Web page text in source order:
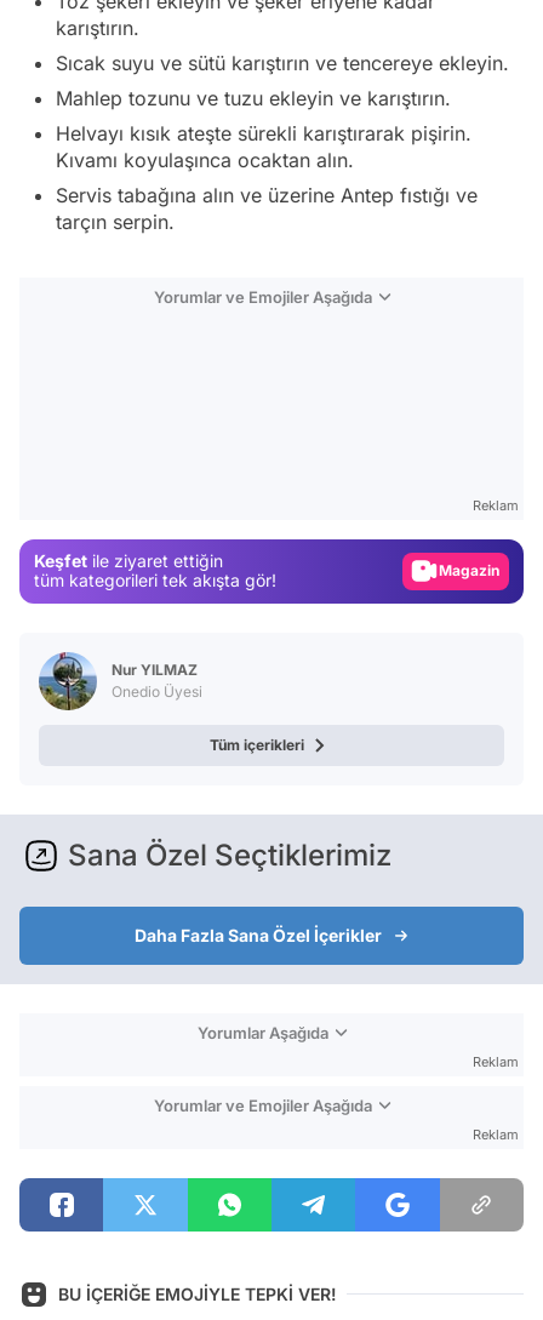
karıştırın.
Sıcak suyu ve sütü karıştırın ve tencereye ekleyin.
Mahlep tozunu ve tuzu ekleyin ve karıştırın.
Helvayı kısık ateşte sürekli karıştırarak pişirin.
Kıvamı koyulaşınca ocaktan alın.
Servis tabağına alın ve üzerine Antep fıstığı ve
tarçın serpin.
Yorumlar ve Emojiler Aşağıda
Reklam
Keşfet ile ziyaret ettiğin
tüm kategorileri tek akışta gör!
Video
Nur YILMAZ
Onedio Üyesi
Tüm içerikleri
Sana Özel Seçtiklerimiz
Daha Fazla Sana Özel İçerikler
Yorumlar Aşağıda
Reklam
Yorumlar ve Emojiler Aşağıda
Reklam
BU İÇERİĞE EMOJİYLE TEPKİ VER!